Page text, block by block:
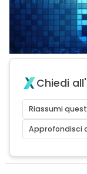
Chiedi
Riassumi
Approfondisci